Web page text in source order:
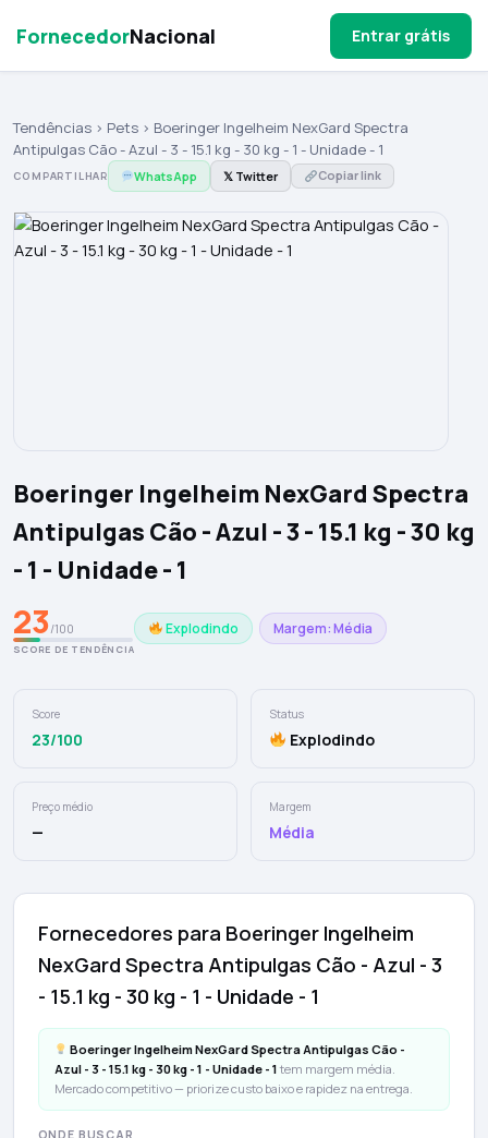
FornecedorNacional Entrar grátis
Tendências› Pets› Boeringer Ingelheim NexGard Spectra
Antipulgas Cão - Azul - 3 - 15.1 kg - 30 kg - 1 - Unidade - 1
COMPARTILHAR WhatsApp 𝕏 Twitter Copiar link
Boeringer Ingelheim NexGard Spectra
Antipulgas Cão - Azul - 3 - 15.1 kg - 30 kg
- 1 - Unidade - 1
23/100
SCORE DE TENDÊNCIA
Explodindo Margem: Média
Score
23/100
Status
Explodindo
Preço médio
—
Margem
Média
Fornecedores para Boeringer Ingelheim
NexGard Spectra Antipulgas Cão - Azul - 3
- 15.1 kg - 30 kg - 1 - Unidade - 1
Boeringer Ingelheim NexGard Spectra Antipulgas Cão -
Azul - 3 - 15.1 kg - 30 kg - 1 - Unidade - 1tem margem média.
Mercado competitivo — priorize custo baixo e rapidez na entrega.